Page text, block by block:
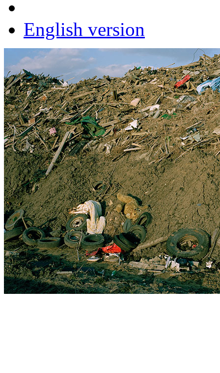
English version